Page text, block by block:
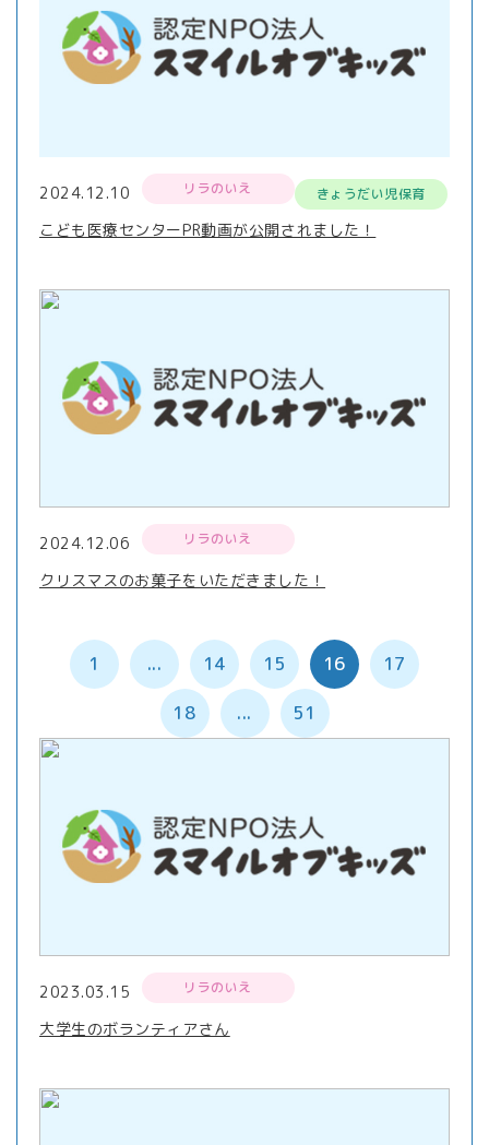
2024.12.10 リラのいえ きょうだい児保育
こども医療センターPR動画が公開されました！
2024.12.06 リラのいえ
クリスマスのお菓子をいただきました！
1 ... 14 15 16 17
18 ... 51
2023.03.15 リラのいえ
大学生のボランティアさん